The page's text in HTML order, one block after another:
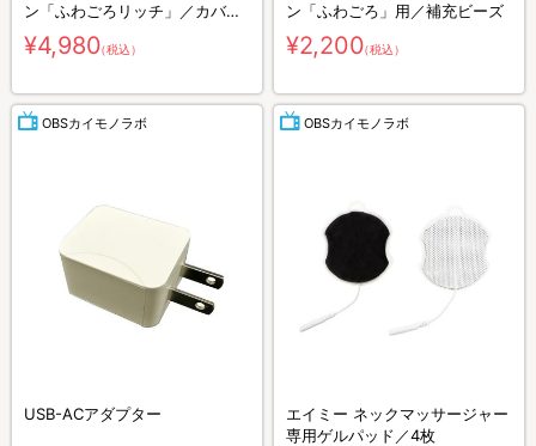
ン「ふわごろリッチ」／カバー
（柄タイプ）
¥4,980（税込）
ン「ふわごろ」用／補充ビーズ
¥2,200（税込）
OBSカイモノラボ
USB-ACアダプター
OBSカイモノラボ
エイミー ネックマッサージャー
専用ゲルパッド／4枚